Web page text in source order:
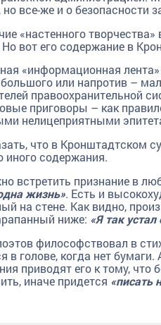
но все-же и о безопасности
«настенного
вот его содержание в
«информационная
или напротив –
правоохранительной
приговоры – как
нелицеприятными
что в Кронштадтском
иного содержания.
встретить признание в
жизнь». Есть и
на стене. Как видно,
ниже: «Я так
философствовал в
в голове, когда нет бумаги.
приводят его к тому, что
иначе придется «писать